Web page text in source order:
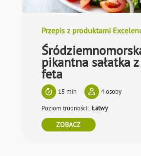
Przepis z produktami
pikantna sałatka
feta
15 min
4 osoby
Poziom trudności Łatwy
ZOBACZ